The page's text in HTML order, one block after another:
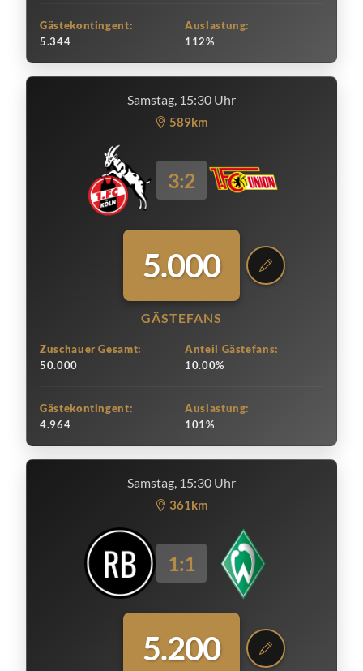
Gästekontingent:
5.344
Auslastung:
112%
Samstag, 15:30 Uhr
589km
3:2
5.000
GÄSTEFANS
Zuschauer Gesamt:
50.000
Anteil Gästefans:
10.00%
Gästekontingent:
4.964
Auslastung:
101%
Samstag, 15:30 Uhr
361km
1:1
5.200